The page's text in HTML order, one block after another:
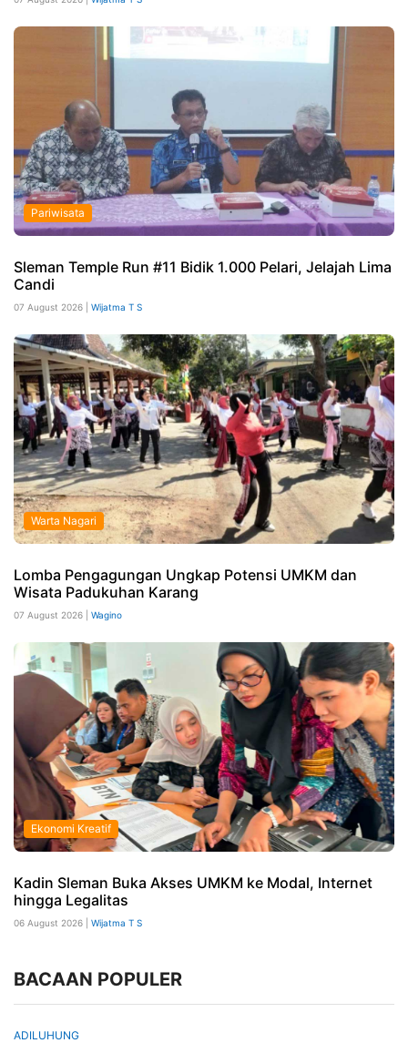
Pariwisata
Sleman Temple Run #11 Bidik 1.000 Pelari, Jelajah Lima
Candi
07 August 2026 | Wijatma T S
Warta Nagari
Lomba Pengagungan Ungkap Potensi UMKM dan
Wisata Padukuhan Karang
07 August 2026 | Wagino
Ekonomi Kreatif
Kadin Sleman Buka Akses UMKM ke Modal, Internet
hingga Legalitas
06 August 2026 | Wijatma T S
BACAAN POPULER
ADILUHUNG